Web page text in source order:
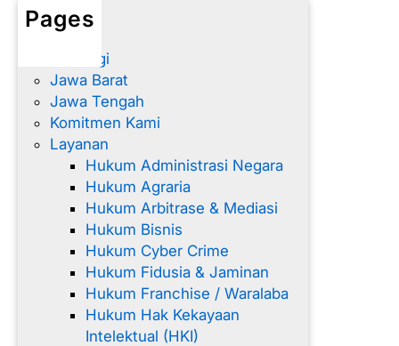
Pages
Home
Hubungi
Jawa Barat
Jawa Tengah
Komitmen Kami
Layanan
Hukum Administrasi Negara
Hukum Agraria
Hukum Arbitrase & Mediasi
Hukum Bisnis
Hukum Cyber Crime
Hukum Fidusia & Jaminan
Hukum Franchise / Waralaba
Hukum Hak Kekayaan
Intelektual (HKI)